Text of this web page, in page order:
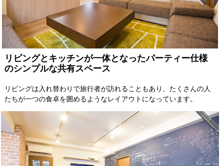
リビングとキッチンが一体となったパーティー仕様
のシンプルな共有スペース
リビングは入れ替わりで旅行者が訪れることもあり、たくさんの人
たちが一つの食卓を囲めるようなレイアウトになっています。